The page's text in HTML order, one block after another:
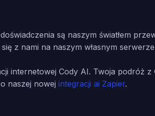
są naszym światłem
z nami na naszym własnym serwerze
Cody AI. Twoja podróż z
naszej nowej integracji ai Zapier.